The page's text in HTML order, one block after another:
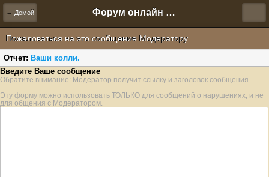
← Домой Форум онлайн игры "Новая Эра" (Нюра Биз)
Пожаловаться на это сообщение Модератору
Отчет: Ваши колли.
Введите Ваше сообщение
Обратите внимание: Модератор получит ссылку и заголовок сообщения.
Эту форму можно использовать ТОЛЬКО для сообщений о нарушениях, и не
для общения с Модератором.